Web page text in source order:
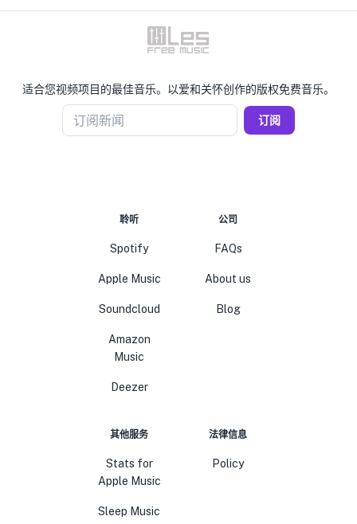
适合您视频项目的最佳音乐。以爱和关怀创作的版权免费音乐。
订阅新闻 订阅
聆听
Spotify
Apple Music
Soundcloud
Amazon
Music
Deezer
公司
FAQs
About us
Blog
其他服务
Stats for
Apple Music
Sleep Music
法律信息
Policy